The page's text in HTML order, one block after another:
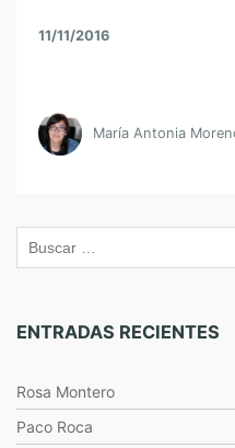
11/11/2016
María Antonia
ENTRADAS RECIENTES
Rosa Montero
Paco Roca